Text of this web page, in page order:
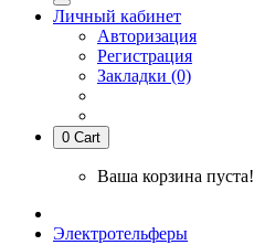
Личный кабинет
Авторизация
Регистрация
Закладки (0)
0 Cart
Ваша корзина пуста!
Электротельферы